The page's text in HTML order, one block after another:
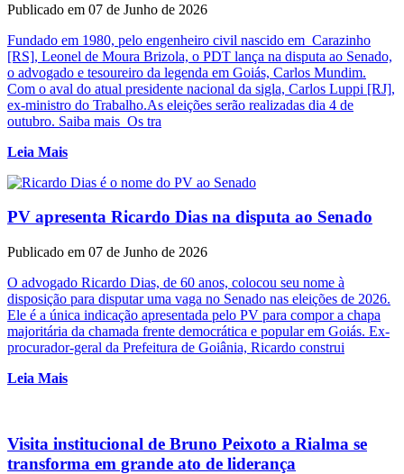
Publicado em 07 de Junho de 2026
Fundado em 1980, pelo engenheiro civil nascido em Carazinho
[RS], Leonel de Moura Brizola, o PDT lança na disputa ao Senado,
o advogado e tesoureiro da legenda em Goiás, Carlos Mundim.
Com o aval do atual presidente nacional da sigla, Carlos Luppi [RJ],
ex-ministro do Trabalho.As eleições serão realizadas dia 4 de
outubro. Saiba mais Os tra
Leia Mais
PV apresenta Ricardo Dias na disputa ao Senado
Publicado em 07 de Junho de 2026
O advogado Ricardo Dias, de 60 anos, colocou seu nome à
disposição para disputar uma vaga no Senado nas eleições de 2026.
Ele é a única indicação apresentada pelo PV para compor a chapa
majoritária da chamada frente democrática e popular em Goiás. Ex-
procurador-geral da Prefeitura de Goiânia, Ricardo construi
Leia Mais
Visita institucional de Bruno Peixoto a Rialma se
transforma em grande ato de liderança